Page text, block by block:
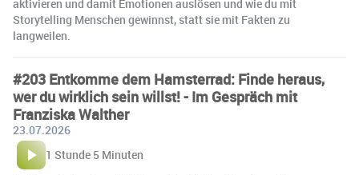
aktivieren und damit Emotionen auslösen und wie du mit
Storytelling Menschen gewinnst, statt sie mit Fakten zu
langweilen.
#203 Entkomme dem Hamsterrad: Finde heraus,
wer du wirklich sein willst! - Im Gespräch mit
Franziska Walther
23.07.2026
1 Stunde 5 Minuten